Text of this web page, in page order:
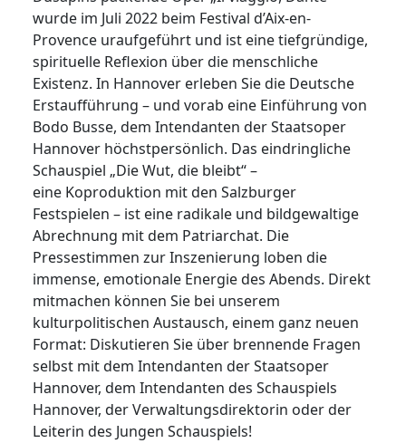
wurde im Juli 2022 beim Festival d’Aix-en-
Provence uraufgeführt und ist eine tiefgründige,
spirituelle Reflexion über die menschliche
Existenz. In Hannover erleben Sie die Deutsche
Erstaufführung – und vorab eine Einführung von
Bodo Busse, dem Intendanten der Staatsoper
Hannover höchstpersönlich. Das eindringliche
Schauspiel „Die Wut, die bleibt“ –
eine Koproduktion mit den Salzburger
Festspielen – ist eine radikale und bildgewaltige
Abrechnung mit dem Patriarchat. Die
Pressestimmen zur Inszenierung loben die
immense, emotionale Energie des Abends. Direkt
mitmachen können Sie bei unserem
kulturpolitischen Austausch, einem ganz neuen
Format: Diskutieren Sie über brennende Fragen
selbst mit dem Intendanten der Staatsoper
Hannover, dem Intendanten des Schauspiels
Hannover, der Verwaltungsdirektorin oder der
Leiterin des Jungen Schauspiels!